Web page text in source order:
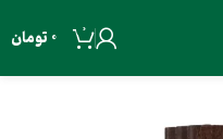
0
0تومان